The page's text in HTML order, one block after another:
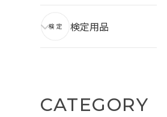
検定用品
CATEGORY